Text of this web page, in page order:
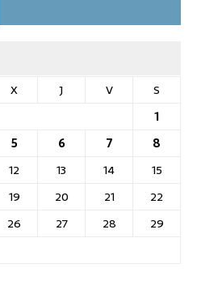
X J V
S
1
5 6 7
8
12 13 14
15
19 20 21
22
26 27 28
29